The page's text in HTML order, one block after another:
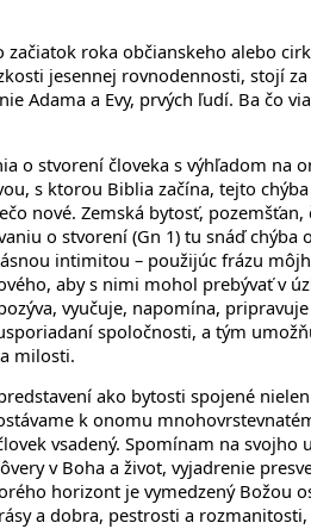
roka občianskeho alebo
jesennej rovnodennosti, stojí
a Evy, prvých ľudí. Ba čo
o stvorení človeka s výhľadom na
s ktorou Biblia začína, tejto
nové. Zemská bytosť,
o stvorení (Gn 1) tu snáď chýba
intimitou – použijúc frázu
aby s nimi mohol prebývať v
vyučuje, napomína,
spoločnosti, a tým
milosti.
ako bytosti spojené
k onomu
vsadený. Spomínam na svojho
v Boha a život, vyjadrenie
horizont je vymedzený Božou
a dobra, pestrosti a